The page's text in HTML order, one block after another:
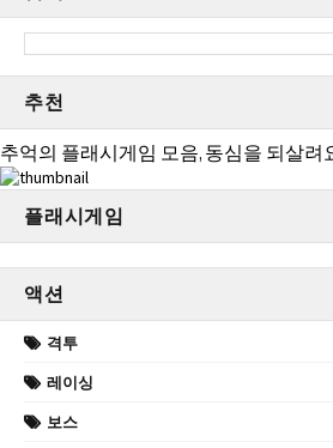
추천
추억의 플래시게임 모음, 동심을 되살려
플래시게임
액션
격투
레이싱
보스